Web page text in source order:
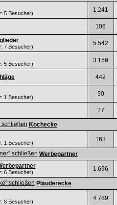
5 Besucher) 1.241
106
7 Besucher) 5.542
5 Besucher) 3.159
442
1 Besucher) 90
27
Kochecke
1 Besucher) 163
Werbepartner
6 Besucher) 1.696
Plauderecke
8 Besucher) 4.789